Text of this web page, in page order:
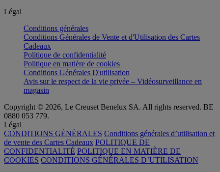
Légal
Conditions générales
Conditions Générales de Vente et d'Utilisation des Cartes
Cadeaux
Politique de confidentialité
Politique en matière de cookies
Conditions Générales D'utilisation
Avis sur le respect de la vie privée – Vidéosurveillance en
magasin
Copyright © 2026, Le Creuset Benelux SA. All rights reserved. BE
0880 053 779.
Légal
CONDITIONS GÉNÉRALES Conditions générales d’utilisation et
de vente des Cartes Cadeaux POLITIQUE DE
CONFIDENTIALITÉ POLITIQUE EN MATIÈRE DE
COOKIES CONDITIONS GÉNÉRALES D’UTILISATION